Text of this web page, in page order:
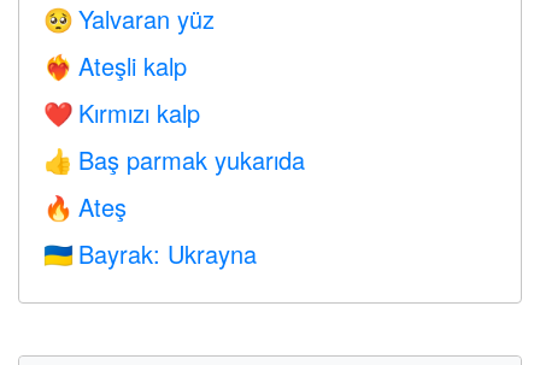
🥺 Yalvaran yüz
❤️‍🔥 Ateşli kalp
❤️ Kırmızı kalp
👍 Baş parmak yukarıda
🔥 Ateş
🇺🇦 Bayrak: Ukrayna